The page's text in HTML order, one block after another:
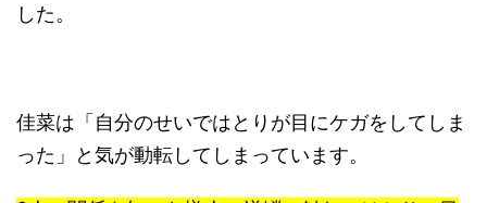
した。
佳菜は「自分のせいではとりが目にケガをしてしま
った」と気が動転してしまっています。